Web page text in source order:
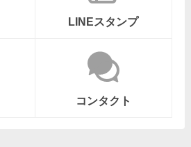
LINEスタンプ
コンタクト